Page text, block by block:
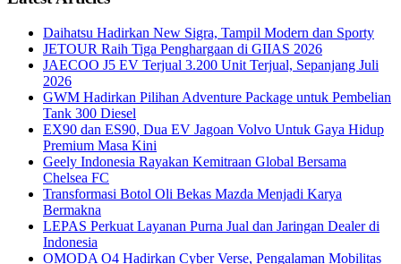
Daihatsu Hadirkan New Sigra, Tampil Modern dan Sporty
JETOUR Raih Tiga Penghargaan di GIIAS 2026
JAECOO J5 EV Terjual 3.200 Unit Terjual, Sepanjang Juli
2026
GWM Hadirkan Pilihan Adventure Package untuk Pembelian
Tank 300 Diesel
EX90 dan ES90, Dua EV Jagoan Volvo Untuk Gaya Hidup
Premium Masa Kini
Geely Indonesia Rayakan Kemitraan Global Bersama
Chelsea FC
Transformasi Botol Oli Bekas Mazda Menjadi Karya
Bermakna
LEPAS Perkuat Layanan Purna Jual dan Jaringan Dealer di
Indonesia
OMODA O4 Hadirkan Cyber Verse, Pengalaman Mobilitas